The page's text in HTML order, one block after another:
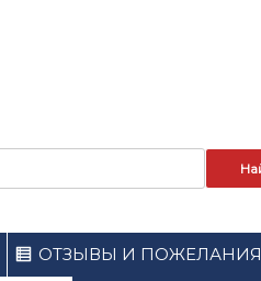
ОТЗЫВЫ И ПОЖЕЛАНИЯ